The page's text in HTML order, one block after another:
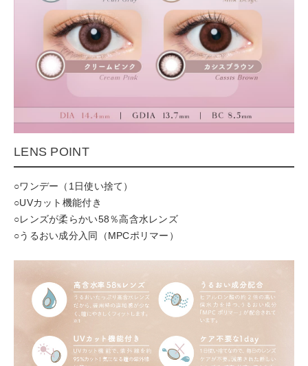
LENS POINT
○ワンデー（1日使い捨て）
○UVカット機能付き
○レンズが柔らかい58％高含水レンズ
○うるおい成分入同（MPCポリマー）